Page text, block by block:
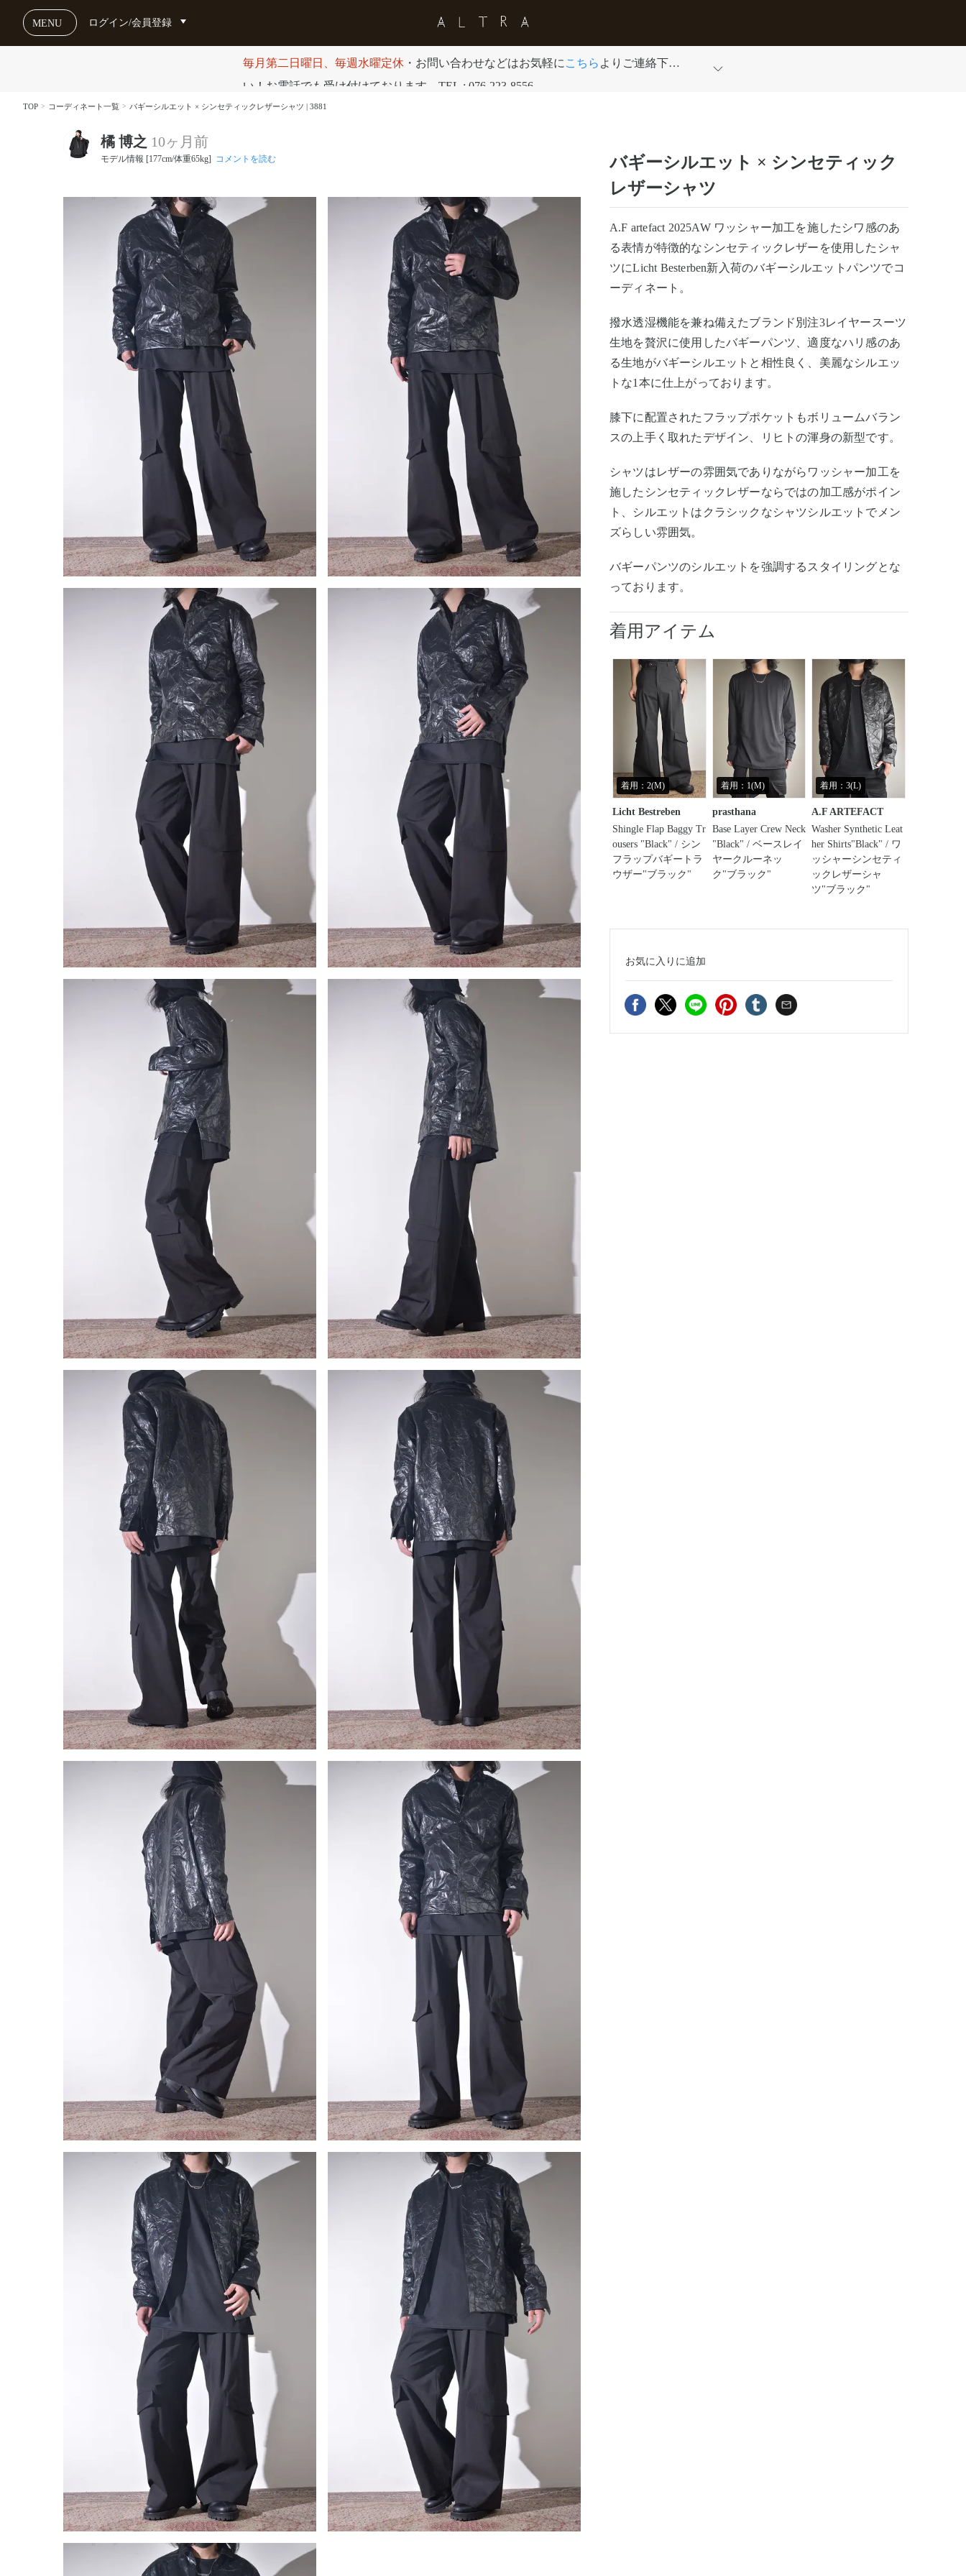
MENU ログイン/会員登録
毎月第二日曜日、毎週水曜定休 ・お問い合わせなどはお気軽に こちら よりご連絡下さ
い！お電話でも受け付けております。TEL : 076-223-8556
TOP コーディネート一覧 バギーシルエット × シンセティックレザーシャツ | 3881
橘 博之 10ヶ月前
モデル情報 [177cm/体重65kg] コメントを読む
バギーシルエット × シンセティック
レザーシャツ
A.F artefact 2025AW ワッシャー加工を施したシワ感のあ
る表情が特徴的なシンセティックレザーを使用したシャ
ツにLicht Besterben新入荷のバギーシルエットパンツでコ
ーディネート。
撥⽔透湿機能を兼ね備えたブランド別注3レイヤースーツ
⽣地を贅沢に使用したバギーパンツ、適度なハリ感のあ
る生地がバギーシルエットと相性良く、美麗なシルエッ
トな1本に仕上がっております。
膝下に配置されたフラップポケットもボリュームバラン
スの上手く取れたデザイン、リヒトの渾身の新型です。
シャツはレザーの雰囲気でありながらワッシャー加工を
施したシンセティックレザーならではの加工感がポイン
ト、シルエットはクラシックなシャツシルエットでメン
ズらしい雰囲気。
バギーパンツのシルエットを強調するスタイリングとな
っております。
着用アイテム
着用：2(M)
Licht Bestreben
Shingle Flap Baggy Tr
ousers "Black" / シン
フラップバギートラ
ウザー"ブラック"
着用：1(M)
prasthana
Base Layer Crew Neck
"Black" / ベースレイ
ヤークルーネッ
ク"ブラック"
着用：3(L)
A.F ARTEFACT
Washer Synthetic Leat
her Shirts"Black" / ワ
ッシャーシンセティ
ックレザーシャ
ツ"ブラック"
お気に入り に追加